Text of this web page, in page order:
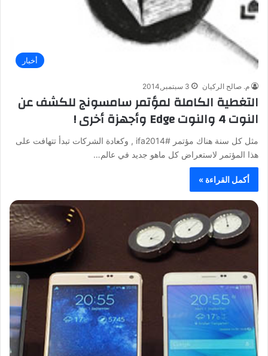
أخبار
م. صالح الركيان 3 سبتمبر,2014
التغطية الكاملة لمؤتمر سامسونج للكشف عن
النوت 4 والنوت Edge وأجهزة أخرى !
مثل كل سنة هناك مؤتمر #ifa2014 , وكعادة الشركات تبدأ تتهافت على
هذا المؤتمر لاستعراض كل ماهو جديد في عالم…
أكمل القراءة »